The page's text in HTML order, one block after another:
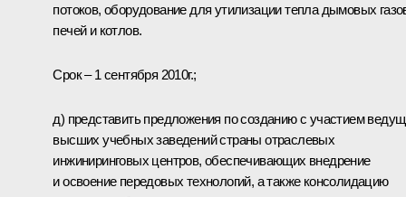
потоков, оборудование для утилизации тепла дымовых
печей и котлов.
Срок – 1 сентября 2010г.;
д) представить предложения по созданию с участием
высших учебных заведений страны отраслевых
инжиниринговых центров, обеспечивающих внедрение
и освоение передовых технологий, а также консолидацию